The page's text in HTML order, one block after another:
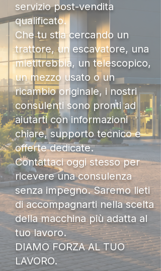
servizio post-vendita
qualificato.
Che tu stia cercando un
trattore, un escavatore, una
mietitrebbia, un telescopico,
un mezzo usato o un
ricambio originale, i nostri
consulenti sono pronti ad
aiutarti con informazioni
chiare, supporto tecnico e
offerte dedicate.
Contattaci oggi stesso per
ricevere una consulenza
senza impegno. Saremo lieti
di accompagnarti nella scelta
della macchina più adatta al
tuo lavoro.
DIAMO FORZA AL TUO
LAVORO.